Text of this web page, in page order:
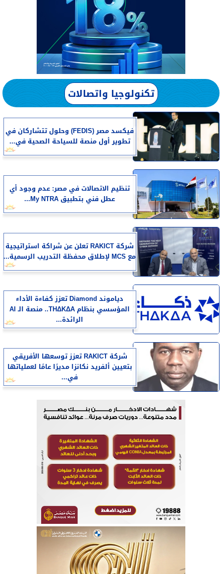
تكنولوجيا واتصالات
فيكسد مصر (FEDIS) وحلول تتشاركان في
تطوير أول منصة للسياحة الصحية في...
تنظيم الاتصالات في مصر: عدم وجود أي
عطل فني بتطبيق My NTRA...
شركة RAKICT تعلن عن شراكة استراتيجية
مع MCS لإطلاق محفظة التدريب الرسمية...
دياموند Diamond تعزز كفاءة الأداء
المؤسسي بنظام THΔKΔA.. منصة الـ AI
الرائدة...
شركة RAKICT تعزز توسعها الأفريقي
بتعيين ألفريد نكانزا مديرًا عامًا لعملياتها
في...